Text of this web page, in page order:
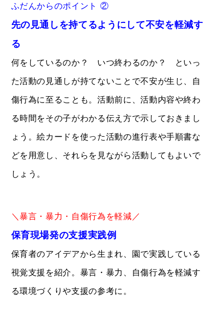
ふだんからのポイント ②
先の見通しを持てるようにして不安を軽減す
る
何をしているのか？ いつ終わるのか？ といっ
た活動の見通しが持てないことで不安が生じ、自
傷行為に至ることも。活動前に、活動内容や終わ
る時間をその子がわかる伝え方で示しておきまし
ょう。絵カードを使った活動の進行表や手順書な
どを用意し、それらを見ながら活動してもよいで
しょう。
＼暴言・暴力・自傷行為を軽減／
保育現場発の支援実践例
保育者のアイデアから生まれ、園で実践している
視覚支援を紹介。暴言・暴力、自傷行為を軽減す
る環境づくりや支援の参考に。